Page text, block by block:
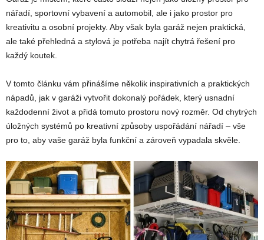
nářadí, sportovní vybavení a automobil, ale i jako prostor pro
kreativitu a osobní projekty. Aby však byla garáž nejen praktická,
ale také přehledná a stylová je potřeba najít chytrá řešení pro
každý koutek.
V tomto článku vám přinášíme několik inspirativních a praktických
nápadů, jak v garáži vytvořit dokonalý pořádek, který usnadní
každodenní život a přidá tomuto prostoru nový rozměr. Od chytrých
úložných systémů po kreativní způsoby uspořádání nářadí – vše
pro to, aby vaše garáž byla funkční a zároveň vypadala skvěle.